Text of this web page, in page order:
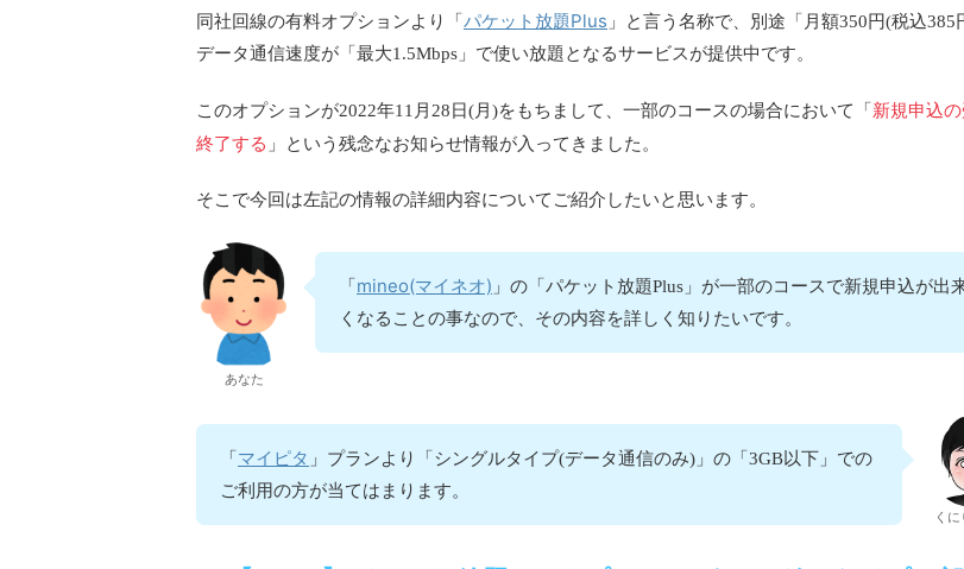
同社回線の有料オプションより「 パケット放題Plus 」と言う名称で、別途「月額350円(税込385
データ通信速度が「最大1.5Mbps」で使い放題となるサービスが提供中です。
このオプションが2022年11月28日(月)をもちまして、一部のコースの場合において「 新規申込
終了する 」という残念なお知らせ情報が入ってきました。
そこで今回は左記の情報の詳細内容についてご紹介したいと思います。
あなた
「 mineo(マイネオ) 」の「パケット放題Plus」が一部のコースで新規申込が出
くなることの事なので、その内容を詳しく知りたいです。
「 マイピタ 」プランより「シングルタイプ(データ通信のみ)」の「3GB以下」での
ご利用の方が当てはまります。
く